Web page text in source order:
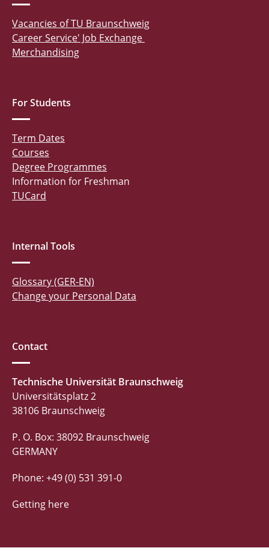
Vacancies of TU Braunschweig
Career Service' Job Exchange
Merchandising
For Students
Term Dates
Courses
Degree Programmes
Information for Freshman
TUCard
Internal Tools
Glossary (GER-EN)
Change your Personal Data
Contact
Technische Universität Braunschweig
Universitätsplatz 2
38106 Braunschweig
P. O. Box: 38092 Braunschweig
GERMANY
Phone: +49 (0) 531 391-0
Getting here